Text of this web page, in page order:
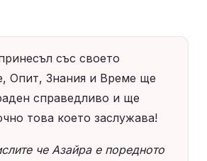
със своето
Опит, Знания и Време ще
справедливо и ще
това което заслужава!
че Азайра е поредното